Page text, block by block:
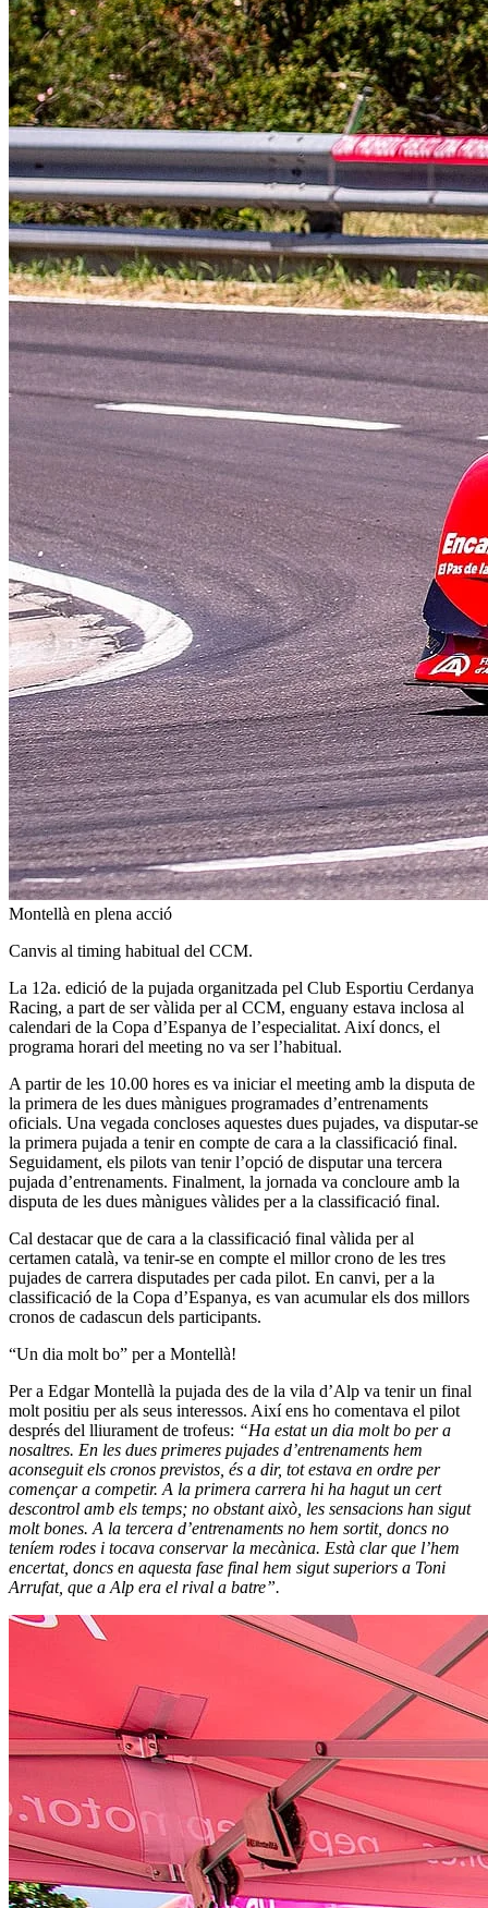
Montellà en plena acció
Canvis al timing habitual del CCM.
La 12a. edició de la pujada organitzada pel Club Esportiu Cerdanya
Racing, a part de ser vàlida per al CCM, enguany estava inclosa al
calendari de la Copa d’Espanya de l’especialitat. Així doncs, el
programa horari del meeting no va ser l’habitual.
A partir de les 10.00 hores es va iniciar el meeting amb la disputa de
la primera de les dues mànigues programades d’entrenaments
oficials. Una vegada concloses aquestes dues pujades, va disputar-se
la primera pujada a tenir en compte de cara a la classificació final.
Seguidament, els pilots van tenir l’opció de disputar una tercera
pujada d’entrenaments. Finalment, la jornada va concloure amb la
disputa de les dues mànigues vàlides per a la classificació final.
Cal destacar que de cara a la classificació final vàlida per al
certamen català, va tenir-se en compte el millor crono de les tres
pujades de carrera disputades per cada pilot. En canvi, per a la
classificació de la Copa d’Espanya, es van acumular els dos millors
cronos de cadascun dels participants.
“Un dia molt bo” per a Montellà!
Per a Edgar Montellà la pujada des de la vila d’Alp va tenir un final
molt positiu per als seus interessos. Així ens ho comentava el pilot
després del lliurament de trofeus: “Ha estat un dia molt bo per a
nosaltres. En les dues primeres pujades d’entrenaments hem
aconseguit els cronos previstos, és a dir, tot estava en ordre per
començar a competir. A la primera carrera hi ha hagut un cert
descontrol amb els temps; no obstant això, les sensacions han sigut
molt bones. A la tercera d’entrenaments no hem sortit, doncs no
teníem rodes i tocava conservar la mecànica. Està clar que l’hem
encertat, doncs en aquesta fase final hem sigut superiors a Toni
Arrufat, que a Alp era el rival a batre”.